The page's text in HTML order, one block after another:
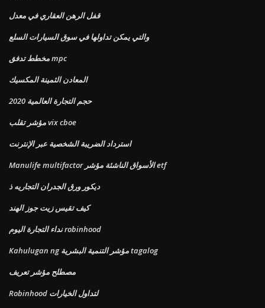
قفل الرهن العقاري في معدل
والتي يمكن تداولها في سوق السيارات السلع
مخطط تدفق mpc
المعادن الثمينة المكسيك
حجم التجارة العالمية 2020
مؤشر تقلب vix cboe
استرداد الضريبة الشخصية عبر الإنترنت
Manulife multifactor الأسواق الناشئة مؤشر etf
ديكور ورق الجدران التجاريه ذ
كيف تقيس زيت جوز الهند
نداء التجارة اليوم robinhood
Kahulugan ng مؤشر التنمية البشرية tagalog
مصطلح مؤشر تعريف
Robinhood لتداول الخيارات